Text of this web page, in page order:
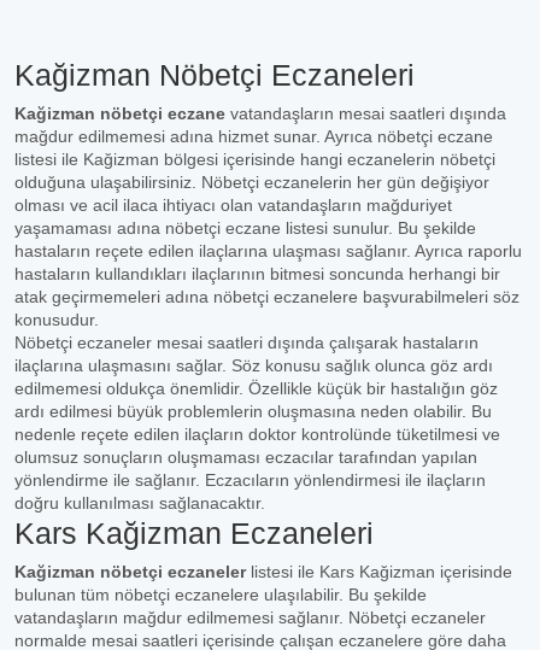
Kağizman Nöbetçi Eczaneleri
Kağizman nöbetçi eczane vatandaşların mesai saatleri dışında
mağdur edilmemesi adına hizmet sunar. Ayrıca nöbetçi eczane
listesi ile Kağizman bölgesi içerisinde hangi eczanelerin nöbetçi
olduğuna ulaşabilirsiniz. Nöbetçi eczanelerin her gün değişiyor
olması ve acil ilaca ihtiyacı olan vatandaşların mağduriyet
yaşamaması adına nöbetçi eczane listesi sunulur. Bu şekilde
hastaların reçete edilen ilaçlarına ulaşması sağlanır. Ayrıca raporlu
hastaların kullandıkları ilaçlarının bitmesi soncunda herhangi bir
atak geçirmemeleri adına nöbetçi eczanelere başvurabilmeleri söz
konusudur.
Nöbetçi eczaneler mesai saatleri dışında çalışarak hastaların
ilaçlarına ulaşmasını sağlar. Söz konusu sağlık olunca göz ardı
edilmemesi oldukça önemlidir. Özellikle küçük bir hastalığın göz
ardı edilmesi büyük problemlerin oluşmasına neden olabilir. Bu
nedenle reçete edilen ilaçların doktor kontrolünde tüketilmesi ve
olumsuz sonuçların oluşmaması eczacılar tarafından yapılan
yönlendirme ile sağlanır. Eczacıların yönlendirmesi ile ilaçların
doğru kullanılması sağlanacaktır.
Kars Kağizman Eczaneleri
Kağizman nöbetçi eczanelerlistesi ile Kars Kağizman içerisinde
bulunan tüm nöbetçi eczanelere ulaşılabilir. Bu şekilde
vatandaşların mağdur edilmemesi sağlanır. Nöbetçi eczaneler
normalde mesai saatleri içerisinde çalışan eczanelere göre daha